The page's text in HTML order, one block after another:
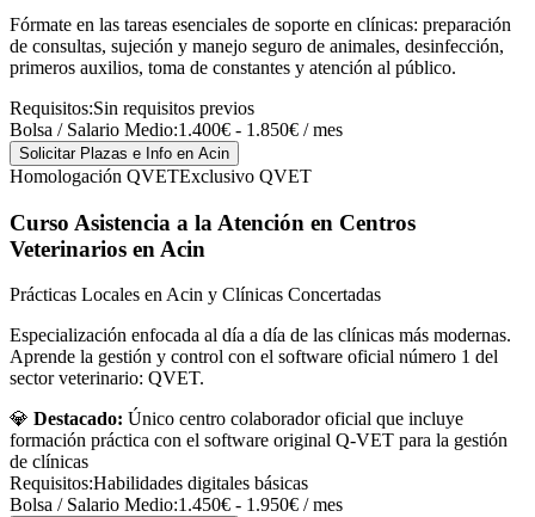
Fórmate en las tareas esenciales de soporte en clínicas: preparación
de consultas, sujeción y manejo seguro de animales, desinfección,
primeros auxilios, toma de constantes y atención al público.
Requisitos:Sin requisitos previos
Bolsa / Salario Medio:1.400€ - 1.850€ / mes
Solicitar Plazas e Info en Acin
Homologación QVETExclusivo QVET
Curso Asistencia a la Atención en Centros
Veterinarios en Acin
Prácticas Locales en Acin y Clínicas Concertadas
Especialización enfocada al día a día de las clínicas más modernas.
Aprende la gestión y control con el software oficial número 1 del
sector veterinario: QVET.
💎 Destacado: Único centro colaborador oficial que incluye
formación práctica con el software original Q-VET para la gestión
de clínicas
Requisitos:Habilidades digitales básicas
Bolsa / Salario Medio:1.450€ - 1.950€ / mes